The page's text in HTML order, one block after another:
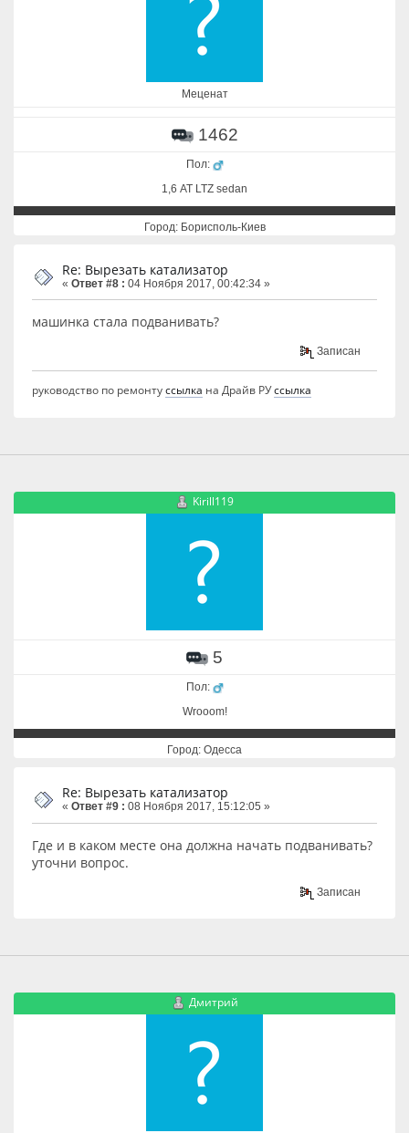
Меценат
1462
Пол:
1,6 АТ LTZ sedan
Город: Борисполь-Киев
Re: Вырезать катализатор
« Ответ #8 : 04 Ноября 2017, 00:42:34 »
машинка стала подванивать?
Записан
руководство по ремонтуссылка на Драйв РУссылка
Kirill119
5
Пол:
Wrooom!
Город: Одесса
Re: Вырезать катализатор
« Ответ #9 : 08 Ноября 2017, 15:12:05 »
Где и в каком месте она должна начать подванивать?
уточни вопрос.
Записан
Дмитрий